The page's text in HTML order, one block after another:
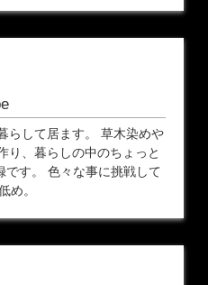
らして居ます。 草木染めや
り、暮らしの中のちょっと
です。 色々な事に挑戦して
め。